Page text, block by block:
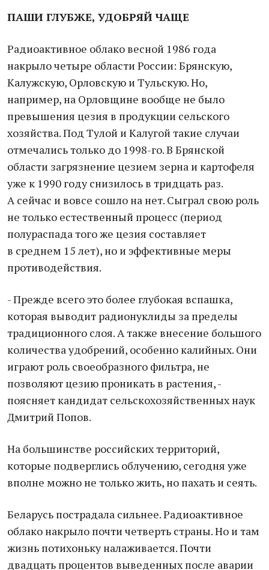
ПАШИ ГЛУБЖЕ, УДОБРЯЙ ЧАЩЕ
Радиоактивное облако весной 1986 года
накрыло четыре области России: Брянскую,
Калужскую, Орловскую и Тульскую. Но,
например, на Орловщине вообще не было
превышения цезия в продукции сельского
хозяйства. Под Тулой и Калугой такие случаи
отмечались только до 1998-го. В Брянской
области загрязнение цезием зерна и картофеля
уже к 1990 году снизилось в тридцать раз.
А сейчас и вовсе сошло на нет. Сыграл свою роль
не только естественный процесс (период
полураспада того же цезия составляет
в среднем 15 лет), но и эффективные меры
противодействия.
- Прежде всего это более глубокая вспашка,
которая выводит радионуклиды за пределы
традиционного слоя. А также внесение большого
количества удобрений, особенно калийных. Они
играют роль своеобразного фильтра, не
позволяют цезию проникать в растения, -
поясняет кандидат сельскохозяйственных наук
Дмитрий Попов.
На большинстве российских территорий,
которые подверглись облучению, сегодня уже
вполне можно не только жить, но пахать и сеять.
Беларусь пострадала сильнее. Радиоактивное
облако накрыло почти четверть страны. Но и там
жизнь потихоньку налаживается. Почти
двадцать процентов выведенных после аварии